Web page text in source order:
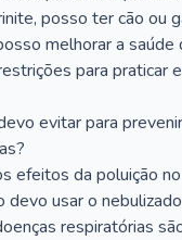
posso ter cão ou
melhorar a saúde
para praticar
evitar para
efeitos da poluição
devo usar o
respiratórias